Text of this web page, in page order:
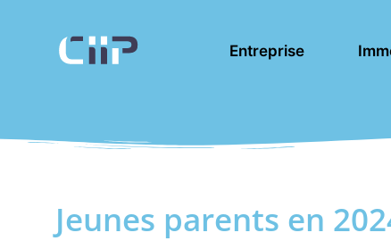
Entreprise
Jeunes parents en